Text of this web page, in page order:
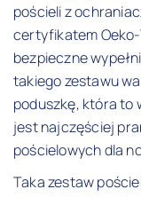
pościeli z
certyfikatem Oeko-
bezpieczne
takiego zestawu
poduszkę, która to
jest najczęściej
pościelowych dla
Taka zestaw